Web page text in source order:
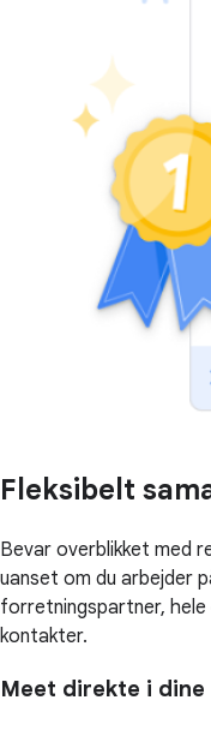
Fleksibelt
Bevar overblikket med
uanset om du arbejder
forretningspartner,
kontakter.
Meet direkte i